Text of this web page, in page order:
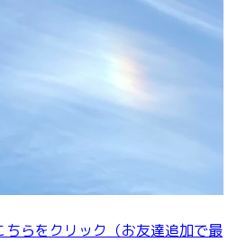
ちらをクリック（お友達追加で最